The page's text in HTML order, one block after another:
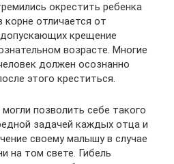
окрестить ребенка
отличается от
допускающих крещение
возрасте. Многие
должен осознанно
этого креститься.
позволить себе такого
задачей каждых отца и
своему малышу в случае
на том свете. Гибель